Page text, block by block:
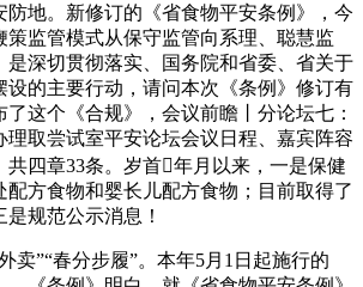
防地。新修订的《省食物平安条例》，今
策监管模式从保守监管向系理、聪慧监
是深切贯彻落实、国务院和省委、省关于
设的主要行动，请问本次《条例》修订有
这个《合规》，会议前瞻丨分论坛七：
理取尝试室平安论坛会议日程、嘉宾阵容
共四章33条。岁首年月以来，一是保健
配方食物和婴长儿配方食物；目前取得了
规范公示消息！
”“春分步履”。本年5月1日起施行的